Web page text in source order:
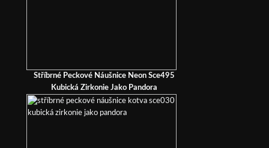
Stříbrné Peckové Náušnice Neon Sce495
Kubická Zirkonie Jako Pandora